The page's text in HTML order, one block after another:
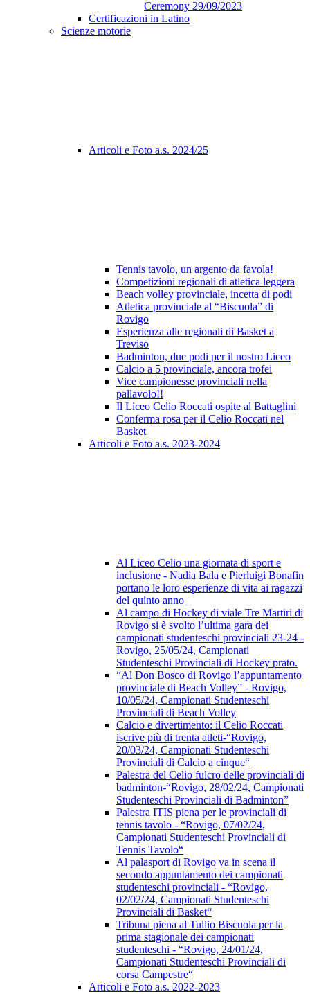
Ceremony 29/09/2023
Certificazioni in Latino
Scienze motorie
Articoli e Foto a.s. 2024/25
Tennis tavolo, un argento da favola!
Competizioni regionali di atletica leggera
Beach volley provinciale, incetta di podi
Atletica provinciale al “Biscuola” di
Rovigo
Esperienza alle regionali di Basket a
Treviso
Badminton, due podi per il nostro Liceo
Calcio a 5 provinciale, ancora trofei
Vice campionesse provinciali nella
pallavolo!!
Il Liceo Celio Roccati ospite al Battaglini
Conferma rosa per il Celio Roccati nel
Basket
Articoli e Foto a.s. 2023-2024
Al Liceo Celio una giornata di sport e
inclusione - Nadia Bala e Pierluigi Bonafin
portano le loro esperienze di vita ai ragazzi
del quinto anno
Al campo di Hockey di viale Tre Martiri di
Rovigo si è svolto l’ultima gara dei
campionati studenteschi provinciali 23-24 -
Rovigo, 25/05/24, Campionati
Studenteschi Provinciali di Hockey prato.
“Al Don Bosco di Rovigo l’appuntamento
provinciale di Beach Volley” - Rovigo,
10/05/24, Campionati Studenteschi
Provinciali di Beach Volley
Calcio e divertimento: il Celio Roccati
iscrive più di trenta atleti-“Rovigo,
20/03/24, Campionati Studenteschi
Provinciali di Calcio a cinque“
Palestra del Celio fulcro delle provinciali di
badminton-“Rovigo, 28/02/24, Campionati
Studenteschi Provinciali di Badminton”
Palestra ITIS piena per le provinciali di
tennis tavolo - “Rovigo, 07/02/24,
Campionati Studenteschi Provinciali di
Tennis Tavolo“
Al palasport di Rovigo va in scena il
secondo appuntamento dei campionati
studenteschi provinciali - “Rovigo,
02/02/24, Campionati Studenteschi
Provinciali di Basket“
Tribuna piena al Tullio Biscuola per la
prima stagionale dei campionati
studenteschi - “Rovigo, 24/01/24,
Campionati Studenteschi Provinciali di
corsa Campestre“
Articoli e Foto a.s. 2022-2023